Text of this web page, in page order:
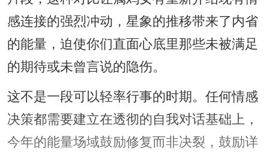
感连接的强烈冲动，星象的推移带来了内省
的能量，迫使你们直面心底里那些未被满足
的期待或未曾言说的隐伤。
这不是一段可以轻率行事的时期。任何情感
决策都需要建立在透彻的自我对话基础上，
今年的能量场域鼓励修复而非决裂，鼓励详